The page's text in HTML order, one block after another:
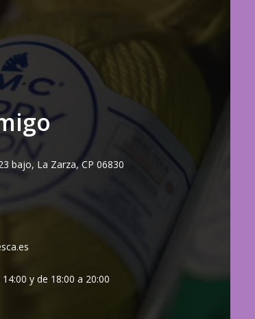
bajo, La Zarza, CP 06830
y de 18:00 a 20:00